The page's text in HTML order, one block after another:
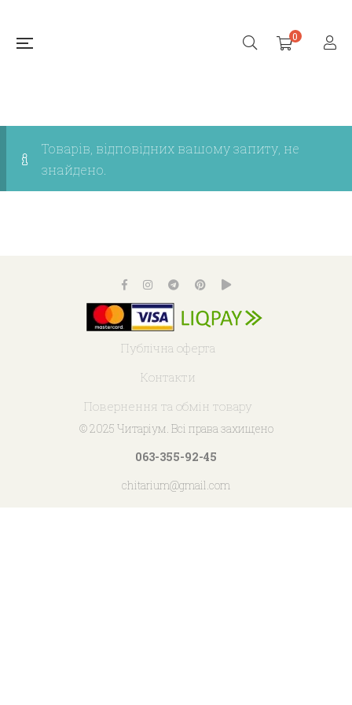
0
Товарів, відповідних вашому запиту, не
знайдено.
Публічна оферта
Контакти
Повернення та обмін товару
© 2025 Читаріум. Всі права захищено
063-355-92-45
chitarium@gmail.com